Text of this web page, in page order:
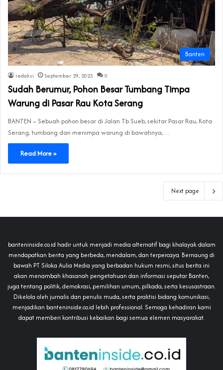
Banten
redaksi September 29, 2023 0
Sudah Berumur, Pohon Besar Tumbang Timpa
Warung di Pasar Rau Kota Serang
BANTEN – Sebuah pohon besar di Jalan Tb Sueb, sekitar Pasar Rau, Kota
Serang, tumbang dan menimpa warung di bawahnya,…
Read More »
Next page
banteninside.co.id hadir untuk menjadi media alternatif bagi khalayak dalam
mendapatkan berita yang berbeda, mendalam, dan terpercaya. Bernaung di
bawah PT Siloka Aulia Media yang berbadan hukum resmi, situs berita ini
akan menambah khasanah pengetahuan dan informasi seputar Banten,
juga tentang politik, demokrasi, pemilihan umum, pilkada, serta kesusastraan.
Dikelola oleh jurnalis dan penulis muda, serta praktisi bidang komunikasi,
menjadikan banteninside.co.id lebih professional. Semoga kehadiran kami
dapat memberi kontribusi kebaikan bagi semua elemen masyarakat.